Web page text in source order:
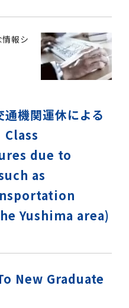
報シ
機関運休による
Class
due to
as
Yushima area)
New Graduate